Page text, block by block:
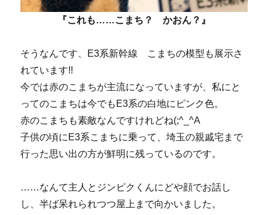
『これも……こまち？ かおん？』
そうなんです、E3系新幹線 こまちの模型も展示さ
れています!!
今では赤のこまちが主流になっていますが、私にと
ってのこまちは今でもE3系の白地にピンク色。
赤のこまちも素敵なんですけれどね(;^_^A
子供の頃にE3系こまちに乗って、埼玉の親戚宅まで
行った思い出の方が鮮明に残っているのです。
……なんて主人とジンピクくんにどや顔でお話し
し、半ば呆れられつつ屋上まで向かいました。